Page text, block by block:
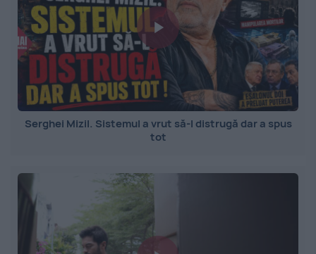
Serghei Mizil. Sistemul a vrut să-l distrugă dar a spus
tot